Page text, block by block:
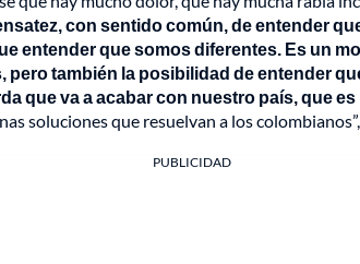
con sentido común, de entender
entender que somos diferentes. Es un
pero también la posibilidad de entender
que va a acabar con nuestro país, que
soluciones que resuelvan a los
PUBLICIDAD